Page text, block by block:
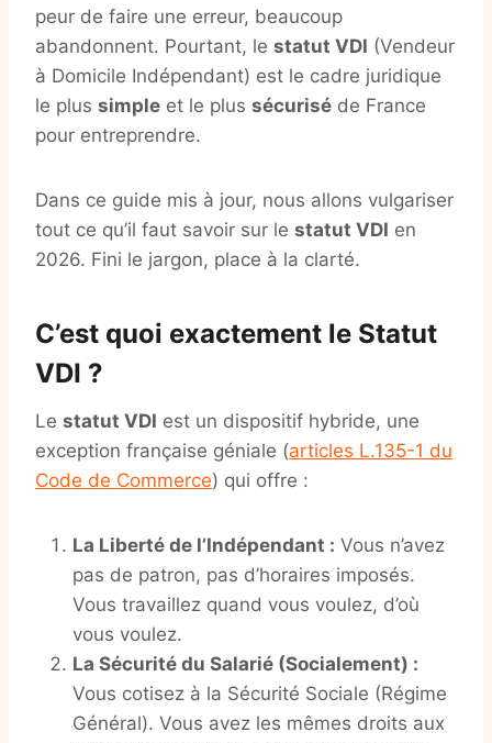
peur de faire une erreur, beaucoup
abandonnent. Pourtant, le statut VDI (Vendeur
à Domicile Indépendant) est le cadre juridique
le plus simple et le plus sécurisé de France
pour entreprendre.
Dans ce guide mis à jour, nous allons vulgariser
tout ce qu’il faut savoir sur le statut VDI en
2026. Fini le jargon, place à la clarté.
C’est quoi exactement le Statut
VDI ?
Le statut VDI est un dispositif hybride, une
exception française géniale (articles L.135-1 du
Code de Commerce) qui offre :
La Liberté de l’Indépendant : Vous n’avez
pas de patron, pas d’horaires imposés.
Vous travaillez quand vous voulez, d’où
vous voulez.
La Sécurité du Salarié (Socialement) :
Vous cotisez à la Sécurité Sociale (Régime
Général). Vous avez les mêmes droits aux